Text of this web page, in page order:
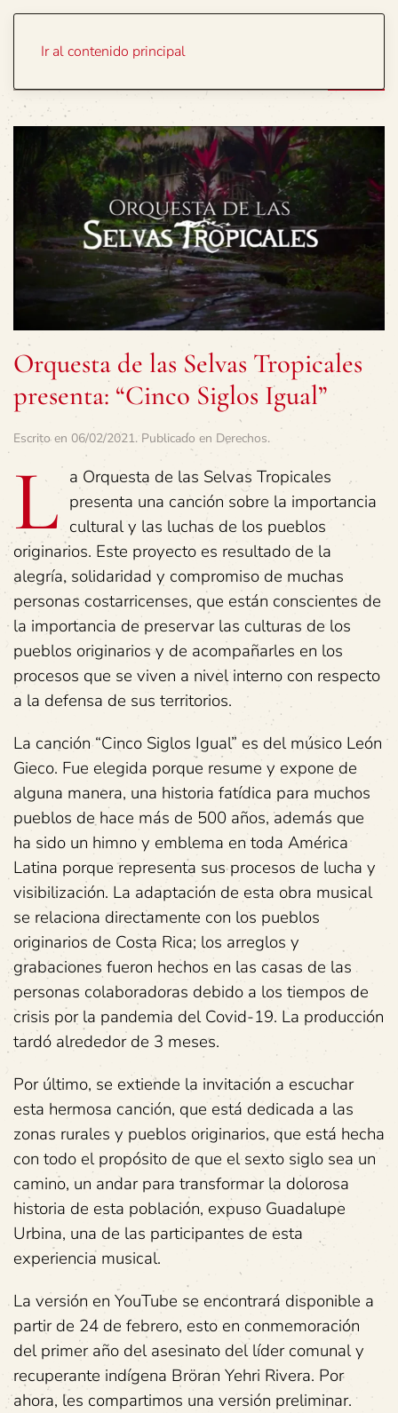
Ir al contenido principal
Orquesta de las Selvas Tropicales
presenta: “Cinco Siglos Igual”
Escrito en 06/02/2021. Publicado en Derechos.
L a Orquesta de las Selvas Tropicales
presenta una canción sobre la importancia
cultural y las luchas de los pueblos
originarios. Este proyecto es resultado de la
alegría, solidaridad y compromiso de muchas
personas costarricenses, que están conscientes de
la importancia de preservar las culturas de los
pueblos originarios y de acompañarles en los
procesos que se viven a nivel interno con respecto
a la defensa de sus territorios.
La canción “Cinco Siglos Igual” es del músico León
Gieco. Fue elegida porque resume y expone de
alguna manera, una historia fatídica para muchos
pueblos de hace más de 500 años, además que
ha sido un himno y emblema en toda América
Latina porque representa sus procesos de lucha y
visibilización. La adaptación de esta obra musical
se relaciona directamente con los pueblos
originarios de Costa Rica; los arreglos y
grabaciones fueron hechos en las casas de las
personas colaboradoras debido a los tiempos de
crisis por la pandemia del Covid-19. La producción
tardó alrededor de 3 meses.
Por último, se extiende la invitación a escuchar
esta hermosa canción, que está dedicada a las
zonas rurales y pueblos originarios, que está hecha
con todo el propósito de que el sexto siglo sea un
camino, un andar para transformar la dolorosa
historia de esta población, expuso Guadalupe
Urbina, una de las participantes de esta
experiencia musical.
La versión en YouTube se encontrará disponible a
partir de 24 de febrero, esto en conmemoración
del primer año del asesinato del líder comunal y
recuperante indígena Bröran Yehri Rivera. Por
ahora, les compartimos una versión preliminar.